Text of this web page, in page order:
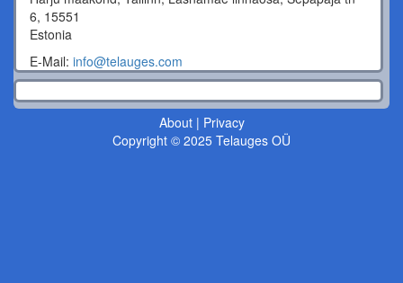
6, 15551
Estonia
E-Mail: info@telauges.com
About| Privacy
Copyright © 2025 Telauges OÜ